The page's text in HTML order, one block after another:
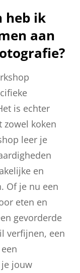
heb ik
aan
is echter
koken
leer je
en
Of je nu een
eten en
gevorderde
verfijnen, een
jouw